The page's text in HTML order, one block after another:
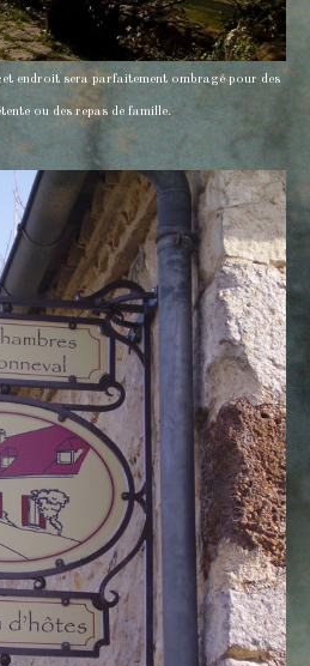
endroit sera parfaitement ombragé pour des
ou des repas de famille.